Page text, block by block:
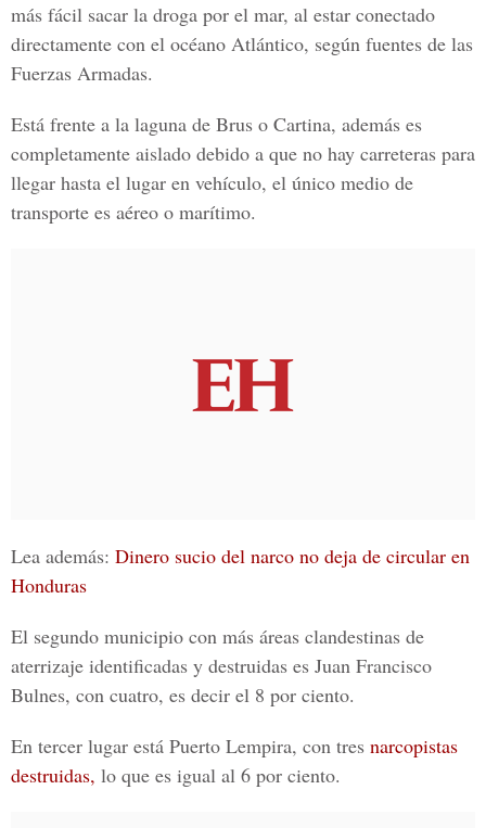
más fácil sacar la droga por el mar, al estar conectado
directamente con el océano Atlántico, según fuentes de las
Fuerzas Armadas.
Está frente a la laguna de Brus o Cartina, además es
completamente aislado debido a que no hay carreteras para
llegar hasta el lugar en vehículo, el único medio de
transporte es aéreo o marítimo.
Lea además: Dinero sucio del narco no deja de circular en
Honduras
El segundo municipio con más áreas clandestinas de
aterrizaje identificadas y destruidas es Juan Francisco
Bulnes, con cuatro, es decir el 8 por ciento.
En tercer lugar está Puerto Lempira, con tres narcopistas
destruidas, lo que es igual al 6 por ciento.